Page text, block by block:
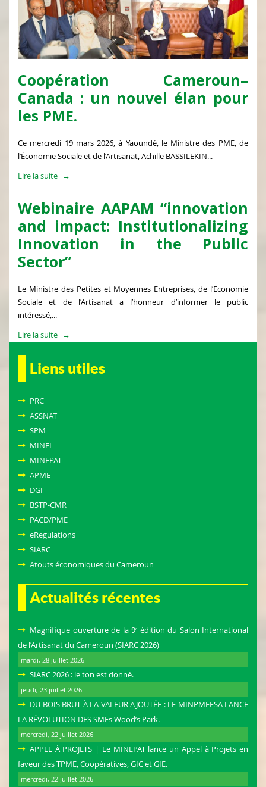
Coopération Cameroun–
Canada : un nouvel élan pour
les PME.
Ce mercredi 19 mars 2026, à Yaoundé, le Ministre des PME, de
l’Économie Sociale et de l’Artisanat, Achille BASSILEKIN...
Lire la suite
Webinaire AAPAM “innovation
and impact: Institutionalizing
Innovation in the Public
Sector”
Le Ministre des Petites et Moyennes Entreprises, de l’Economie
Sociale et de l’Artisanat a l’honneur d’informer le public
intéressé,...
Lire la suite
Liens utiles
PRC
ASSNAT
SPM
MINFI
MINEPAT
APME
DGI
BSTP-CMR
PACD/PME
eRegulations
SIARC
Atouts économiques du Cameroun
Actualités récentes
Magnifique ouverture de la 9ᵉ édition du Salon International
de l’Artisanat du Cameroun (SIARC 2026)
mardi, 28 juillet 2026
SIARC 2026 : le ton est donné.
jeudi, 23 juillet 2026
DU BOIS BRUT À LA VALEUR AJOUTÉE : LE MINPMEESA LANCE
LA RÉVOLUTION DES SMEs Wood’s Park.
mercredi, 22 juillet 2026
APPEL À PROJETS | Le MINEPAT lance un Appel à Projets en
faveur des TPME, Coopératives, GIC et GIE.
mercredi, 22 juillet 2026